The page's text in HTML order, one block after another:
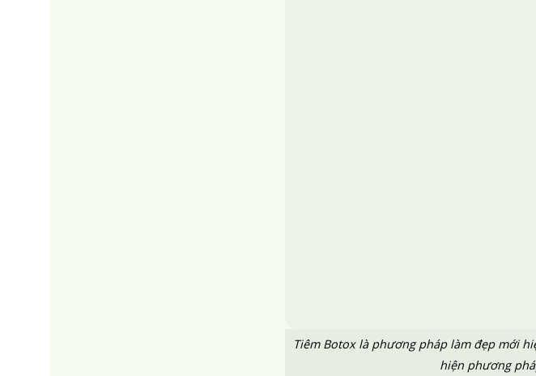
Tiêm Botox là phương pháp làm đẹp mới
hiện phương